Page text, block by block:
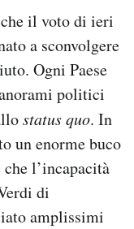
il voto di ieri
a sconvolgere
Ogni Paese
politici
status quo. In
un enorme buco
l’incapacità
di
amplissimi